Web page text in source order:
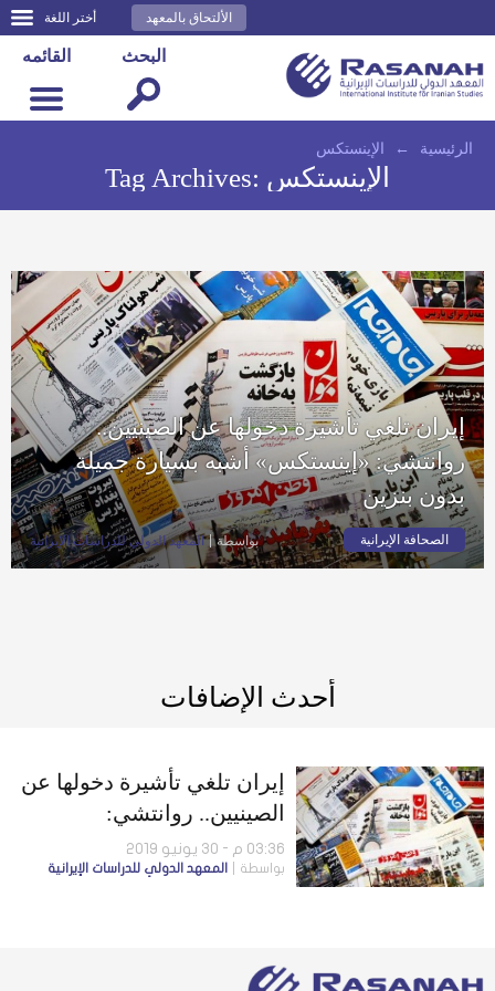
أختر اللغة الألتحاق بالمعهد
القائمه البحث
الرئيسية ← الإينستكس
Tag Archives: الإينستكس
إيران تلغي تأشيرة دخولها عن الصينيين..
روانتشي: «إينستكس» أشبه بسيارة جميلة
بدون بنزين
الصحافة الإيرانية بواسطة المعهد الدولي للدراسات الإيرانية
أحدث الإضافات
إيران تلغي تأشيرة دخولها عن
الصينيين.. روانتشي:
«إينستكس» أشبه بسيارة
جميلة بدون بنزين
03:36 م - 30 يونيو 2019
بواسطة المعهد الدولي للدراسات الإيرانية